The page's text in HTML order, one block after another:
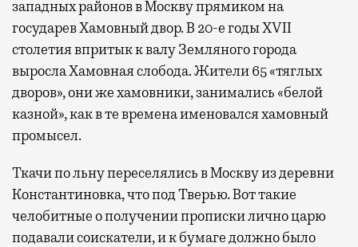
западных районов в Москву прямиком на
государев Хамовный двор. В 20-е годы XVII
столетия впритык к валу Земляного города
выросла Хамовная слобода. Жители 65 «тяглых
дворов», они же хамовники, занимались «белой
казной», как в те времена именовался хамовный
промысел.
Ткачи по льну переселялись в Москву из деревни
Константиновка, что под Тверью. Вот такие
челобитные о получении прописки лично царю
подавали соискатели, и к бумаге должно было